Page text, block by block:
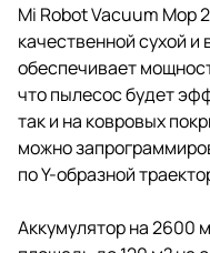
Mi Robot Vacuum Mop
качественной сухой
обеспечивает
что пылесос будет
так и на ковровых
можно
по Y-образной
Аккумулятор на 2600